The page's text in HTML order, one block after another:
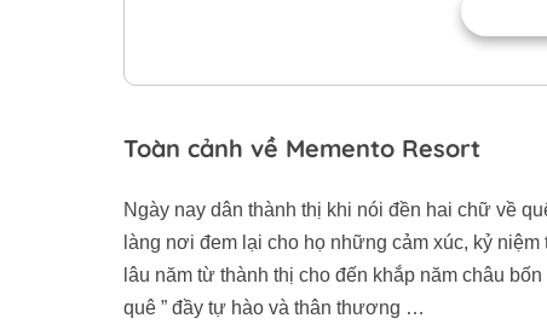
Toàn cảnh về Memento Resort
Ngày nay dân thành thị khi nói đền hai chữ về
làng nơi đem lại cho họ những cảm xúc, kỷ
lâu năm từ thành thị cho đến khắp năm châu
quê ” đầy tự hào và thân thương …